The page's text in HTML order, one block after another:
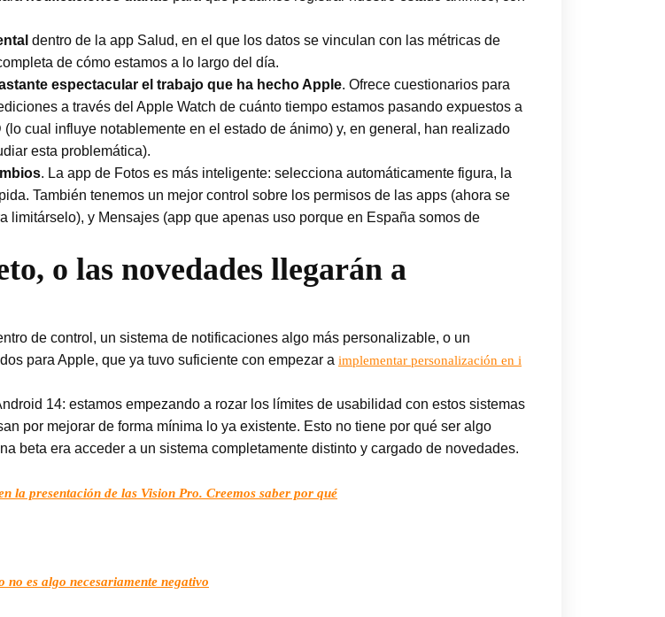
dentro de la app Salud, en el que los datos se vinculan con las métricas de
de cómo estamos a lo largo del día.
espectacular el trabajo que ha hecho Apple. Ofrece cuestionarios para
a través del Apple Watch de cuánto tiempo estamos pasando expuestos a
cual influye notablemente en el estado de ánimo) y, en general, han realizado
esta problemática).
. La app de Fotos es más inteligente: selecciona automáticamente figura, la
También tenemos un mejor control sobre los permisos de las apps (ahora se
limitárselo), y Mensajes (app que apenas uso porque en España somos de
o las novedades llegarán a
de control, un sistema de notificaciones algo más personalizable, o un
para Apple, que ya tuvo suficiente con empezar a implementar personalización en i
14: estamos empezando a rozar los límites de usabilidad con estos sistemas
por mejorar de forma mínima lo ya existente. Esto no tiene por qué ser algo
beta era acceder a un sistema completamente distinto y cargado de novedades.
la presentación de las Vision Pro. Creemos saber por qué
no es algo necesariamente negativo